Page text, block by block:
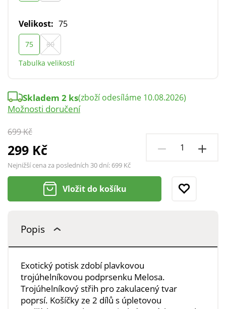
Velikost: 75
75
80
Tabulka velikostí
699 Kč
299 Kč
Nejnižší cena za posledních 30 dní: 699 Kč
Skladem 2 ks(zboží odesíláme 10.08.2026)
Možnosti doručení
Vložit do košíku
Popis
Exotický potisk zdobí plavkovou
trojúhelníkovou podprsenku Melosa.
Trojúhelníkový střih pro zakulacený tvar
poprsí. Košíčky ze 2 dílů s úpletovou